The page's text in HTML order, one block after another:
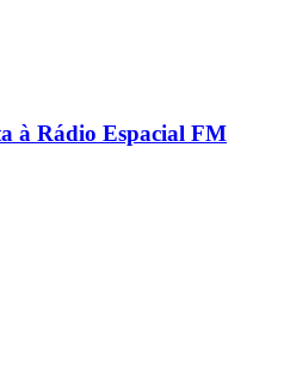
à Rádio Espacial FM